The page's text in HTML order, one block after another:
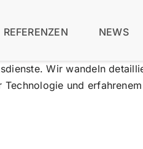
REFERENZEN NEWS
Wir wandeln
und